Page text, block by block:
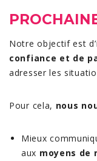
Notre objectif est
confiance et de
adresser les
Pour cela, nous
Mieux
aux moyens de